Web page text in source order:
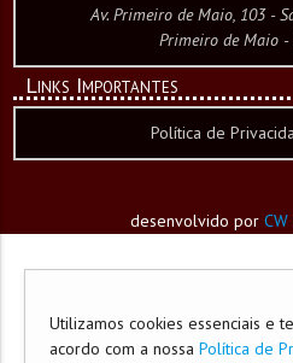
Av. Primeiro de Maio, 103 -
Primeiro de Maio -
Links Importantes
Política de
desenvolvido por
Utilizamos cookies essenciais e
acordo com a nossa Política de